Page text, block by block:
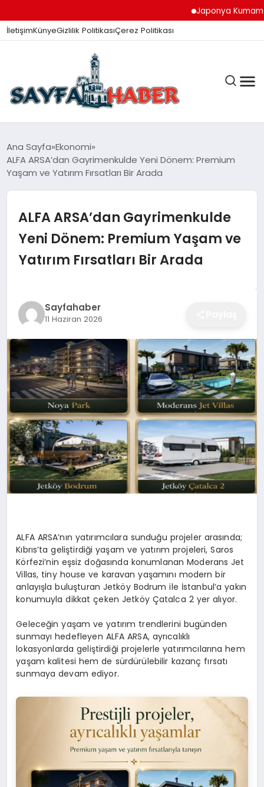
Japonya Kumamoto
İletişimKünyeGizlilik PolitikasıÇerez Politikası
ANA SAYFA
GÜNDEM
İZMIR HABERLERI
EKONOMI
SAĞLIK
YAŞAM
DIĞER
Ana Sayfa Ekonomi
ALFA ARSA’dan Gayrimenkulde Yeni Dönem: Premium
Yaşam ve Yatırım Fırsatları Bir Arada
ALFA ARSA’dan Gayrimenkulde
Yeni Dönem: Premium Yaşam ve
Yatırım Fırsatları Bir Arada
Sayfahaber
11 Haziran 2026
ALFA ARSA’nın yatırımcılara sunduğu projeler arasında;
Kıbrıs’ta geliştirdiği yaşam ve yatırım projeleri, Saros
Körfezi’nin eşsiz doğasında konumlanan Moderans Jet
Villas, tiny house ve karavan yaşamını modern bir
anlayışla buluşturan Jetköy Bodrum ile İstanbul’a yakın
konumuyla dikkat çeken Jetköy Çatalca 2 yer alıyor.
Geleceğin yaşam ve yatırım trendlerini bugünden
sunmayı hedefleyen ALFA ARSA, ayrıcalıklı
lokasyonlarda geliştirdiği projelerle yatırımcılarına hem
yaşam kalitesi hem de sürdürülebilir kazanç fırsatı
sunmaya devam ediyor.